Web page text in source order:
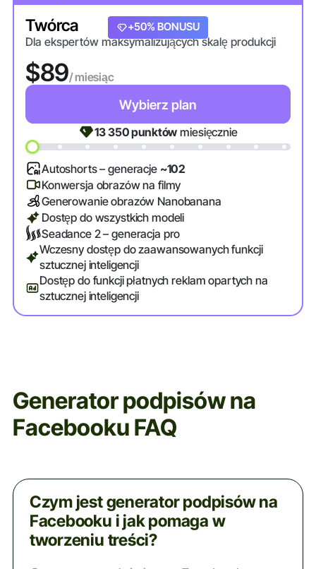
Twórca
Dla ekspertów maksymalizujących skalę produkcji
$89/ miesiąc
Wybierz plan
+20% BONUSU
+50% BONUSU
13 350punktów miesięcznie
Autoshorts – generacje ~102
Konwersja obrazów na filmy
Generowanie obrazów Nanobanana
Dostęp do wszystkich modeli
Seadance 2 – generacja pro
Wczesny dostęp do zaawansowanych funkcji
sztucznej inteligencji
Dostęp do funkcji płatnych reklam opartych na
sztucznej inteligencji
Generator podpisów na
Facebooku FAQ
Czym jest generator podpisów na
Facebooku i jak pomaga w
tworzeniu treści?